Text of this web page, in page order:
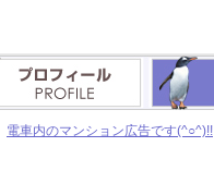
電車内のマンション広告です(^○^)!!